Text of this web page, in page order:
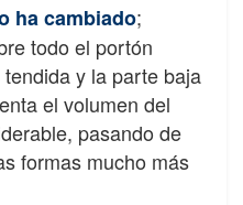
ha cambiado;
todo el portón
y la parte baja
el volumen del
pasando de
formas mucho más